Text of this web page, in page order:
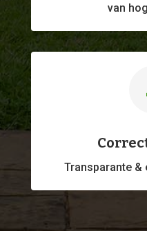
van
Transparante